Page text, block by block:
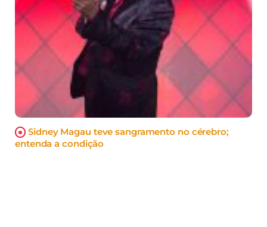
Sidney Magau teve sangramento no cérebro;
entenda a condição